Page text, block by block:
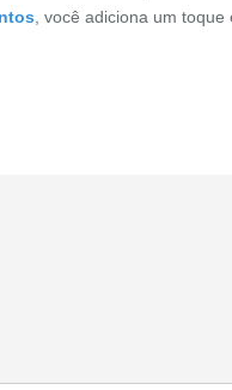
, você adiciona um